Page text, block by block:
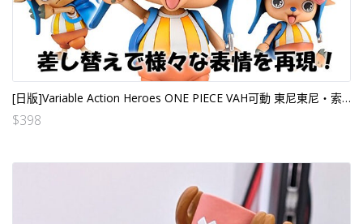
[日版]Variable Action Heroes ONE PIECE VAH可動 東尼東尼・索柏
$398